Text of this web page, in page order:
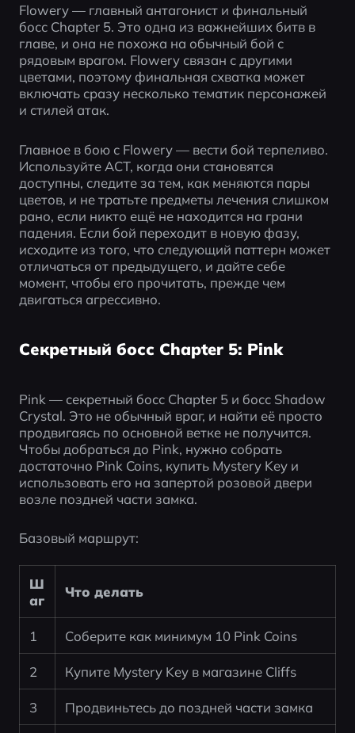
Flowery — главный антагонист и финальный
босс Chapter 5. Это одна из важнейших битв в
главе, и она не похожа на обычный бой с
рядовым врагом. Flowery связан с другими
цветами, поэтому финальная схватка может
включать сразу несколько тематик персонажей
и стилей атак.
Главное в бою с Flowery — вести бой терпеливо.
Используйте ACT, когда они становятся
доступны, следите за тем, как меняются пары
цветов, и не тратьте предметы лечения слишком
рано, если никто ещё не находится на грани
падения. Если бой переходит в новую фазу,
исходите из того, что следующий паттерн может
отличаться от предыдущего, и дайте себе
момент, чтобы его прочитать, прежде чем
двигаться агрессивно.
Секретный босс Chapter 5: Pink
Pink — секретный босс Chapter 5 и босс Shadow
Crystal. Это не обычный враг, и найти её просто
продвигаясь по основной ветке не получится.
Чтобы добраться до Pink, нужно собрать
достаточно Pink Coins, купить Mystery Key и
использовать его на запертой розовой двери
возле поздней части замка.
Базовый маршрут:
Ш
аг
Что делать
1 Соберите как минимум 10 Pink Coins
2 Купите Mystery Key в магазине Cliffs
3 Продвиньтесь до поздней части замка